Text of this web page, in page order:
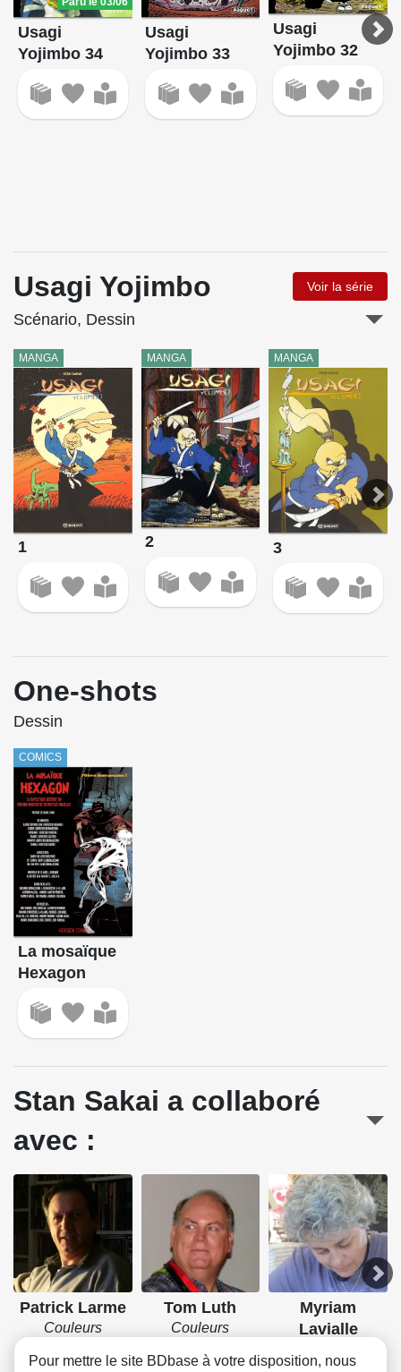
Usagi
Yojimbo 34
Usagi
Yojimbo 33
Usagi
Yojimbo 32
Usagi Yojimbo Voir la série
Scénario, Dessin
MANGA
1
MANGA
2
MANGA
3
One-shots
Dessin
COMICS
La mosaïque
Hexagon
Stan Sakai a collaboré
avec :
Patrick Larme
Couleurs
Tom Luth
Couleurs
Myriam
Lavialle
Pour mettre le site BDbase à votre disposition, nous